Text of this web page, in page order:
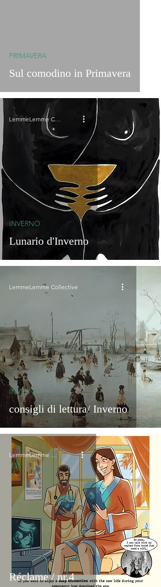
Sul comodino in Primavera
PRIMAVERA
Lunario d'Inverno
INVERNO
consigli di lettura/ Inverno
INVERNO
LemmeLemme Collective
Réclame / nr.4